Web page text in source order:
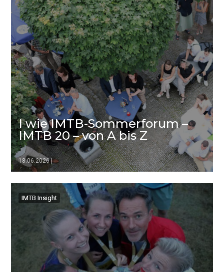
I wie IMTB-Sommerforum –
IMTB 20 – von A bis Z
18.06.2026|
IMTB Insight
IMTB Insight